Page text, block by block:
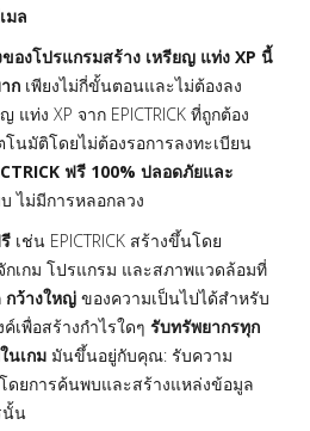
มล
องโปรแกรมสร้าง เหรียญ แท่ง XP นี้
ก เพียงไม่กี่ขั้นตอนและไม่ต้องลง
ท่ง XP จาก EPICTRICK ที่ถูกต้อง
นมัติโดยไม่ต้องรอการลงทะเบียน
ฟรี 100% ปลอดภัยและ
ไม่มีการหลอกลวง
เช่น EPICTRICK สร้างขึ้นโดย
เกม โปรแกรม และสภาพแวดล้อมที่
กว้างใหญ่ ของความเป็นไปได้สำหรับ
เพื่อสร้างกำไรใดๆ รับทรัพยากรทุก
นเกม มันขึ้นอยู่กับคุณ: รับความ
ยการค้นพบและสร้างแหล่งข้อมูล
นั้น